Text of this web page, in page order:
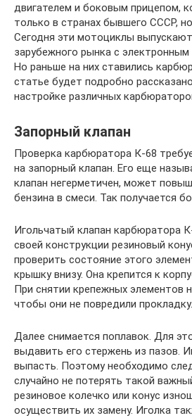
двигателем и боковым прицепом,
только в странах бывшего СССР,
Сегодня эти мотоциклы
зарубежного рынка с
Но раньше на них ставились
статье будет подробно
настройке различных
Запорный клапан
Проверка карбюратора К-68
на запорный клапан. Его еще
клапан негерметичен, может
бензина в смеси. Так получается
Игольчатый клапан карбюратора
своей конструкции резиновый
проверить состояние этого
крышку внизу. Она крепится к
При снятии крепежных элементов
чтобы они не повредили прокладку.
Далее снимается поплавок. Для
выдавить его стержень из пазов.
выпасть. Поэтому необходимо
случайно не потерять такой
резиновое колечко или конус
осуществить их замену. Иголка